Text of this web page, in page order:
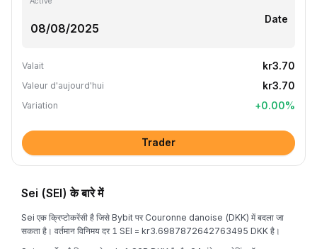
Date
Valait kr3.70
Valeur d'aujourd'hui kr3.70
Variation +0.00%
Trader
Sei (SEI) के बारे में
Sei एक क्रिप्टोकरेंसी है जिसे Bybit पर Couronne danoise (DKK) में बदला जा
सकता है। वर्तमान विनिमय दर 1 SEI = kr3.6987872642763495 DKK है।